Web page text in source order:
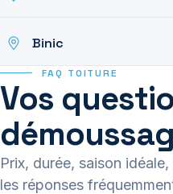
Binic
FAQ TOITURE
Vos
Prix, durée, saison
les réponses